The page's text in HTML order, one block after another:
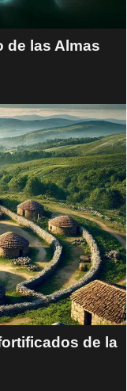
de las Almas
de la